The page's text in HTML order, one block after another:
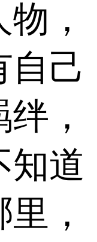
，
自己
，
知道
，